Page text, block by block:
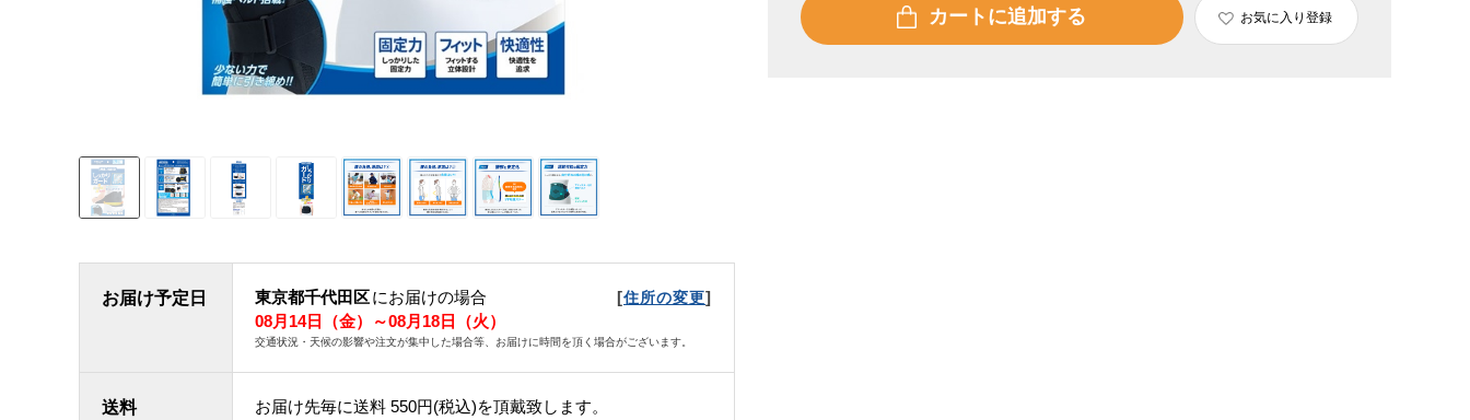
お届け予定日 東京都千代田区にお届けの場合 [住所の変更]
08月14日（金）～08月18日（火）
交通状況・天候の影響や注文が集中した場合等、お届けに時間を頂く場合がございます。
送料 お届け先毎に送料 550円(税込)を頂戴致します。
カートに追加する お気に入り登録